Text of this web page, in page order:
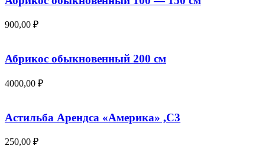
900,00 ₽
Абрикос обыкновенный 200 см
4000,00 ₽
Астильба Арендса «Америка» ,С3
250,00 ₽